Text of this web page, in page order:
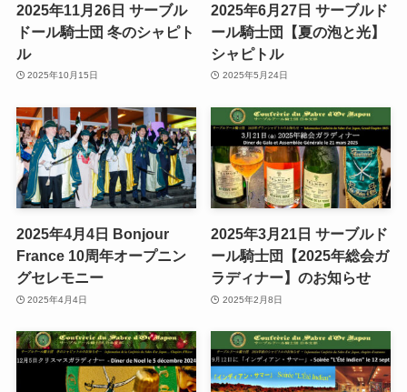
2025年11月26日 サーブル
ドール騎士団 冬のシャピト
ル
2025年10月15日
2025年6月27日 サーブルド
ール騎士団【夏の泡と光】
シャピトル
2025年5月24日
2025年4月4日 Bonjour
France 10周年オープニン
グセレモニー
2025年4月4日
2025年3月21日 サーブルド
ール騎士団【2025年総会ガ
ラディナー】のお知らせ
2025年2月8日